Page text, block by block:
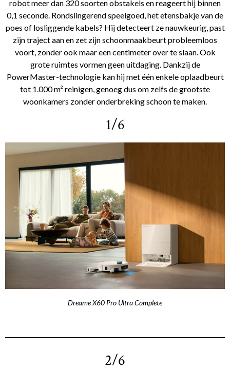
robot meer dan 320 soorten obstakels en reageert hij binnen
0,1 seconde. Rondslingerend speelgoed, het etensbakje van de
poes of losliggende kabels? Hij detecteert ze nauwkeurig, past
zijn traject aan en zet zijn schoonmaakbeurt probleemloos
voort, zonder ook maar een centimeter over te slaan. Ook
grote ruimtes vormen geen uitdaging. Dankzij de
PowerMaster-technologie kan hij met één enkele oplaadbeurt
tot 1.000 m² reinigen, genoeg dus om zelfs de grootste
woonkamers zonder onderbreking schoon te maken.
1/6
Dreame X60 Pro Ultra Complete
2/6